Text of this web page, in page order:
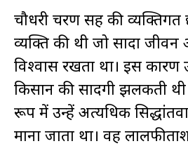
चौधरी चरण सिंह की
व्यक्ति की थी जो सादा
विश्वास रखता था। इस
किसान की सादगी झलकती
रूप में उन्हें अत्यधिक
माना जाता था। वह